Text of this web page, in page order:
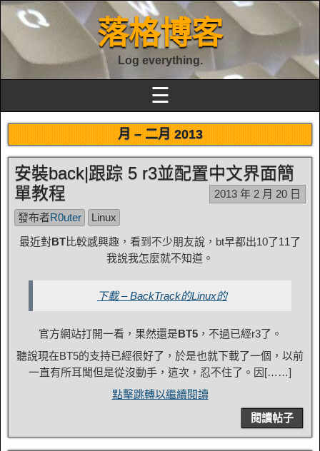
落格博客
Log everything.
☰
月 –二月 2013
安裝back|跟踪 5 r3並配置中文界面簡
單教程
2013 年 2 月 20 日
發布者R0uter
Linux
最近對BT比較感興趣，看到不少朋友說，bt早都出10了11了
我說我怎麼就不知道。
下載 – BackTrack的Linux的
官方網站打開一看，果然還是BT5，不過已經r3了。
聽說現在BT5的支持已經很好了，於是也就下載了一個，以前
一直有所耳聞但是從沒動手，這次，忍不住了。因[……]
點擊跳轉以繼續閱讀
閱讀帖子